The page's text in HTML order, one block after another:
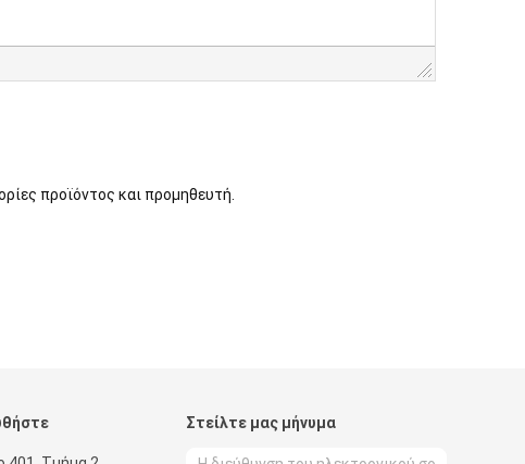
προϊόντος και προμηθευτή.
Στείλτε μας μήνυμα